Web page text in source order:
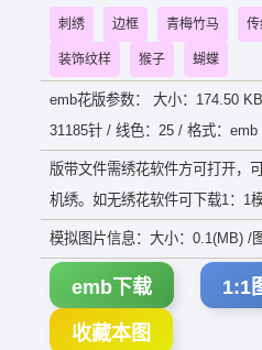
刺绣 边框 青梅竹马
装饰纹样 猴子 蝴蝶
emb花版参数： 大小：174.50
31185针 / 线色：25 / 格式：
版带文件需绣花软件方可打开，
机绣。如无绣花软件可下载1：1
模拟图片信息：大小：0.1(MB) /
emb下载 1:1
收藏本图